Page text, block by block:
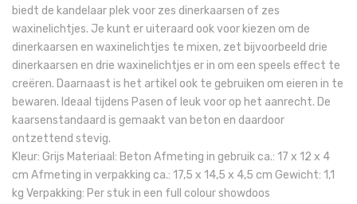
biedt de kandelaar plek voor zes dinerkaarsen of zes
waxinelichtjes. Je kunt er uiteraard ook voor kiezen om de
dinerkaarsen en waxinelichtjes te mixen, zet bijvoorbeeld drie
dinerkaarsen en drie waxinelichtjes er in om een speels effect te
creëren. Daarnaast is het artikel ook te gebruiken om eieren in te
bewaren. Ideaal tijdens Pasen of leuk voor op het aanrecht. De
kaarsenstandaard is gemaakt van beton en daardoor
ontzettend stevig.
Kleur: Grijs Materiaal: Beton Afmeting in gebruik ca.: 17 x 12 x 4
cm Afmeting in verpakking ca.: 17,5 x 14,5 x 4,5 cm Gewicht: 1,1
kg Verpakking: Per stuk in een full colour showdoos